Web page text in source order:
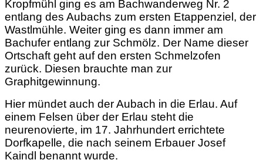
Kropfmühl ging es am Bachwanderweg Nr. 2
entlang des Aubachs zum ersten Etappenziel, der
Wastlmühle. Weiter ging es dann immer am
Bachufer entlang zur Schmölz. Der Name dieser
Ortschaft geht auf den ersten Schmelzofen
zurück. Diesen brauchte man zur
Graphitgewinnung.
Hier mündet auch der Aubach in die Erlau. Auf
einem Felsen über der Erlau steht die
neurenovierte, im 17. Jahrhundert errichtete
Dorfkapelle, die nach seinem Erbauer Josef
Kaindl benannt wurde.